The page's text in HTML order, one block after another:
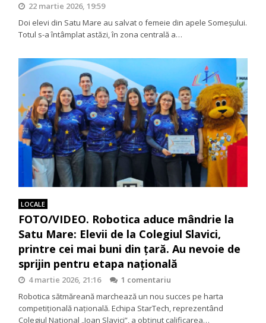
22 martie 2026, 19:59
Doi elevi din Satu Mare au salvat o femeie din apele Someșului.
Totul s-a întâmplat astăzi, în zona centrală a…
LOCALE
FOTO/VIDEO. Robotica aduce mândrie la
Satu Mare: Elevii de la Colegiul Slavici,
printre cei mai buni din țară. Au nevoie de
sprijin pentru etapa națională
4 martie 2026, 21:16
1 comentariu
Robotica sătmăreană marchează un nou succes pe harta
competițională națională. Echipa StarTech, reprezentând
Colegiul Național „Ioan Slavici”, a obținut calificarea…